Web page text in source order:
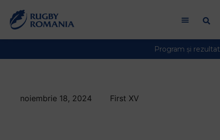
noiembrie 18, 2024 First XV